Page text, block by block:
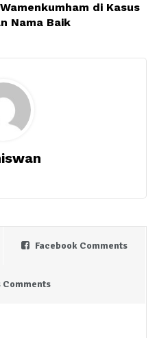
di Kasus
Nama Baik
Facebook Comments
Comments